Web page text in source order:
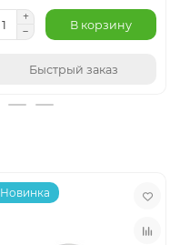
В корзину
Быстрый заказ
Новинка